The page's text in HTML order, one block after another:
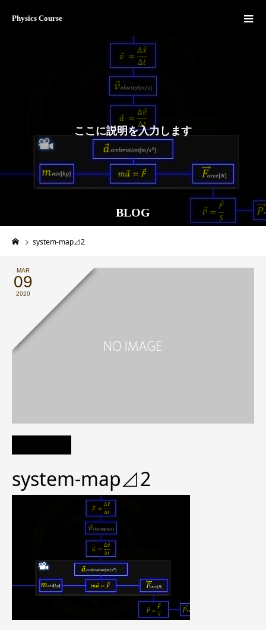
Physics Course
BLOG
ここに説明を入力し ます。
system-map⊿2
MAR
09
2020
system-map⊿2